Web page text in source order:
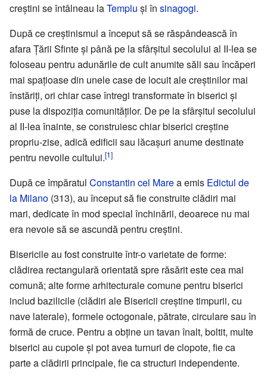
creștini se întâlneau laTemplu și în sinagogi.
După ce creștinismul a început să se răspândească în
afara Țării Sfinte și până pe la sfârșitul secolului al II-lea se
foloseau pentru adunările de cult anumite săli sau încăperi
mai spațioase din unele case de locuit ale creștinilor mai
înstăriți, ori chiar case întregi transformate în biserici și
puse la dispoziția comunităților. De pe la sfârșitul secolului
al II-lea înainte, se construiesc chiar biserici creștine
propriu-zise, adică edificii sau lăcașuri anume destinate
pentru nevoile cultului.[1]
După ce împăratul Constantin cel Marea emis Edictul de
la Milano (313), au început să fie construite clădiri mai
mari, dedicate în mod special închinării, deoarece nu mai
era nevoie să se ascundă pentru creștini.
Bisericile au fost construite într-o varietate de forme:
clădirea rectangulară orientată spre răsărit este cea mai
comună; alte forme arhitecturale comune pentru biserici
includ bazilicile (clădiri ale Bisericii creștine timpurii, cu
nave laterale), formele octogonale, pătrate, circulare sau în
formă de cruce. Pentru a obține un tavan înalt, boltit, multe
biserici au cupole și pot avea turnuri de clopote, fie ca
parte a clădirii principale, fie ca structuri independente.